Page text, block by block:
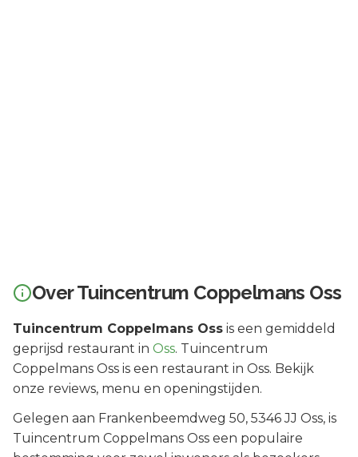
OverTuincentrum Coppelmans Oss
Tuincentrum Coppelmans Oss is een gemiddeld
geprijsd restaurant in Oss. Tuincentrum
Coppelmans Oss is een restaurant in Oss. Bekijk
onze reviews, menu en openingstijden.
Gelegen aan Frankenbeemdweg 50, 5346 JJ Oss, is
Tuincentrum Coppelmans Oss een populaire